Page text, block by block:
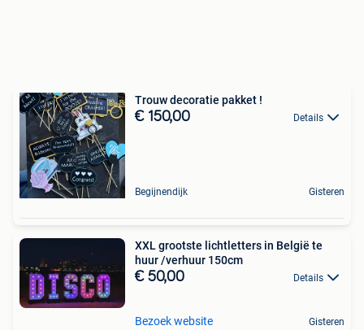
Trouw decoratie pakket !
€ 150,00 Details
Begijnendijk Gisteren
XXL grootste lichtletters in België te
huur /verhuur 150cm
€ 50,00 Details
Bezoek website Gisteren